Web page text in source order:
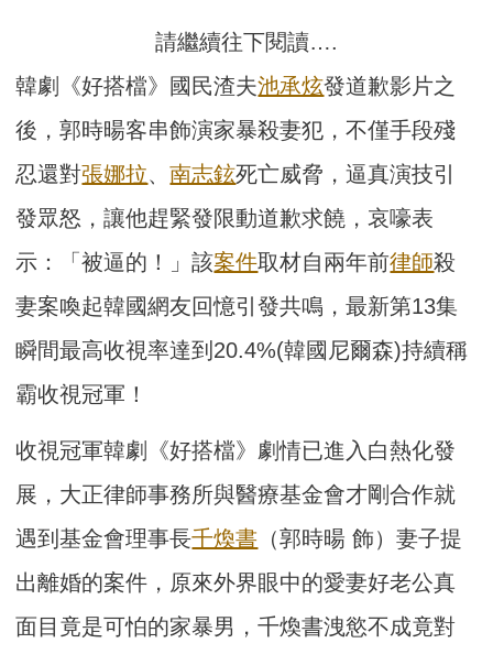
請繼續往下閱讀….
韓劇《好搭檔》國民渣夫池承炫發道歉影片之
後，郭時暘客串飾演家暴殺妻犯，不僅手段殘
忍還對張娜拉、南志鉉死亡威脅，逼真演技引
發眾怒，讓他趕緊發限動道歉求饒，哀嚎表
示：「被逼的！」該案件取材自兩年前律師殺
妻案喚起韓國網友回憶引發共鳴，最新第13集
瞬間最高收視率達到20.4%(韓國尼爾森)持續稱
霸收視冠軍！
收視冠軍韓劇《好搭檔》劇情已進入白熱化發
展，大正律師事務所與醫療基金會才剛合作就
遇到基金會理事長千煥書 （郭時暘 飾）妻子提
出離婚的案件，原來外界眼中的愛妻好老公真
面目竟是可怕的家暴男，千煥書洩慾不成竟對